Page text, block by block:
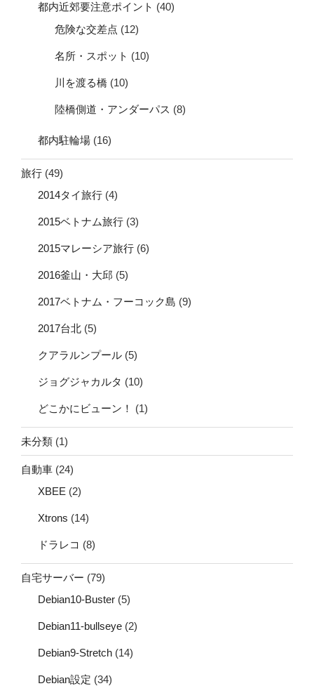
都内近郊要注意ポイント (40)
危険な交差点 (12)
名所・スポット (10)
川を渡る橋 (10)
陸橋側道・アンダーパス (8)
都内駐輪場 (16)
旅行 (49)
2014タイ旅行 (4)
2015ベトナム旅行 (3)
2015マレーシア旅行 (6)
2016釜山・大邱 (5)
2017ベトナム・フーコック島 (9)
2017台北 (5)
クアラルンプール (5)
ジョグジャカルタ (10)
どこかにビューン！ (1)
未分類 (1)
自動車 (24)
XBEE (2)
Xtrons (14)
ドラレコ (8)
自宅サーバー (79)
Debian10-Buster (5)
Debian11-bullseye (2)
Debian9-Stretch (14)
Debian設定 (34)